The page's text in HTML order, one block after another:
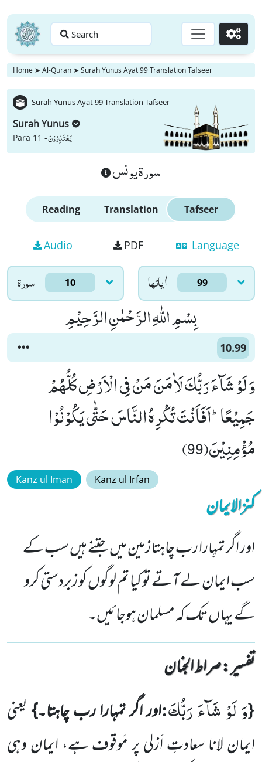
Search Go
Home ➤ Al-Quran ➤ Surah Yunus Ayat 99 Translation Tafseer
Surah Yunus Ayat 99 Translation Tafseer
Surah Yunus
Para 11 -یَعْتَذِرُوْنَ
سورة يونس
Reading Translation Tafseer
Audio PDF Language
سورۃ 10 اٰياتها 99
بِسْمِ اللّٰهِ الرَّحْمٰنِ الرَّحِیْمِ
10.99
وَ لَوْ شَآءَ رَبُّكَ لَاٰمَنَ مَنْ فِی الْاَرْضِ كُلُّهُمْ
جَمِیْعًاؕ-اَفَاَنْتَ تُكْرِهُ النَّاسَ حَتّٰى یَكُوْنُوْا
مُؤْمِنِیْنَ(99)
Kanz ul Iman Kanz ul Irfan
کنزالایمان
اور اگر تمہارا رب چاہتا زمین میں جتنے ہیں سب کے
سب ایمان لے آتے تو کیا تم لوگوں کو زبردستی کرو
گے یہاں تک کہ مسلمان ہوجائیں۔
تفسیر : ‎صراط الجنان
{وَ لَوْ شَآءَ رَبُّكَ:اور اگر تمہارا رب چاہتا۔}یعنی
ایمان لانا سعادتِ اَزلی پر مَوقوف ہے، ایمان وہی